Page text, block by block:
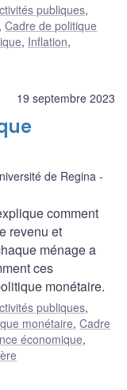
publiques,
,Cadre de politique
, Inflation,
19 septembre 2023
de Regina
comment
revenu et
ménage a
ces
monétaire.
publiques,
monétaire,Cadre
économique,